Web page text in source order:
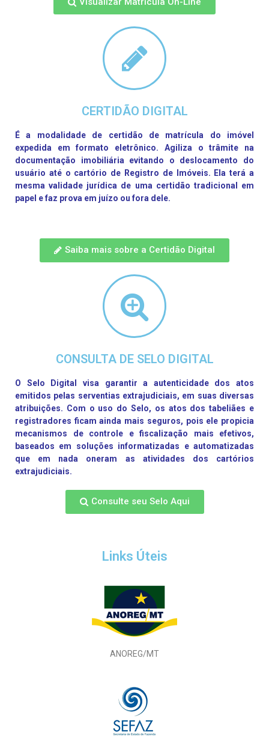
CERTIDÃO DIGITAL
É a modalidade de certidão de matrícula do imóvel
expedida em formato eletrônico. Agiliza o trâmite na
documentação imobiliária evitando o deslocamento do
usuário até o cartório de Registro de Imóveis. Ela terá a
mesma validade jurídica de uma certidão tradicional em
papel e faz prova em juízo ou fora dele.
Saiba mais sobre a Certidão Digital
CONSULTA DE SELO DIGITAL
O Selo Digital visa garantir a autenticidade dos atos
emitidos pelas serventias extrajudiciais, em suas diversas
atribuições. Com o uso do Selo, os atos dos tabeliães e
registradores ficam ainda mais seguros, pois ele propicia
mecanismos de controle e fiscalização mais efetivos,
baseados em soluções informatizadas e automatizadas
que em nada oneram as atividades dos cartórios
extrajudiciais.
Consulte seu Selo Aqui
Links Úteis
ANOREG/MT